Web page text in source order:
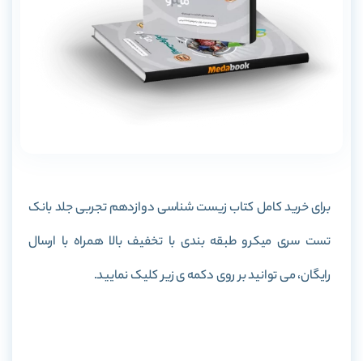
برای خرید کامل کتاب زیست شناسی دوازدهم تجربی جلد بانک
تست سری میکرو طبقه بندی با تخفیف بالا همراه با ارسال
رایگان، می توانید بر روی دکمه ی زیر کلیک نمایید.